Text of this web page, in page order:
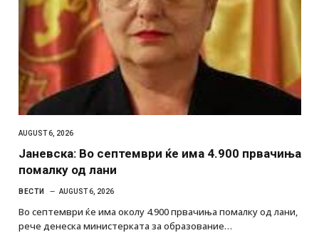
AUGUST 6, 2026
Јаневска: Во септември ќе има 4.900 првачиња
помалку од лани
ВЕСТИ AUGUST 6, 2026
Во септември ќе има околу 4.900 првачиња помалку од лани,
рече денеска министерката за образование…